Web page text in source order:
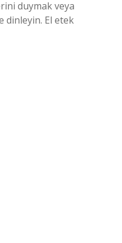
duymak veya
dinleyin. El etek